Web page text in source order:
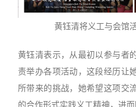
黄钰清将义工与会馆
黄钰清表示，从最初以参与者
责举办各项活动，这段经历让
所带来的挑战，她希望这项交
的合作形式实践义工精神，进而